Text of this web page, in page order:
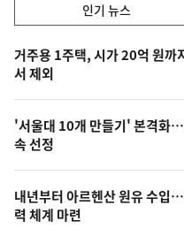
기,
최
신,
오
늘
의
영
상
인기 뉴스
기
뉴
스
거주용 1주택, 시가 20억 원까
서 제외
'서울대 10개 만들기' 본격화
속 선정
내년부터 아르헨산 원유 수입
력 체계 마련